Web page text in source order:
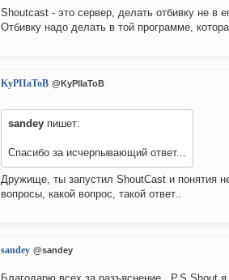
Shoutcast - это сервер, делать отбивку не в
Отбивку надо делать в той программе,
KyPIIaToB @KyPIIaToB
sandey пишет:
Спасибо за исчерпывающий ответ...
Дружище, ты запустил ShoutCast и понятия
вопросы, какой вопрос, такой ответ..
sandey @sandey